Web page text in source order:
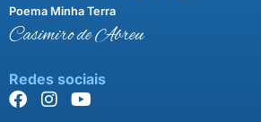
Poema Minha Terra
Casimiro de Abreu
Redes sociais